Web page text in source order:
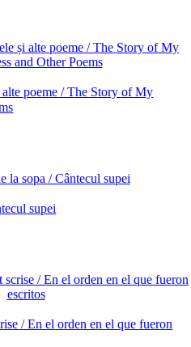
alte poeme / The Story of My
supei
/ En el orden en el que fueron